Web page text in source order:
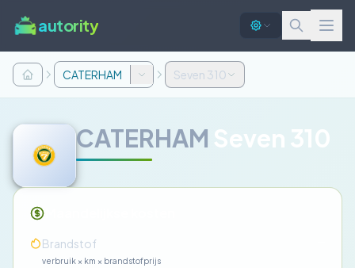
autority
CATERHAM Seven 310
CATERHAM Seven 310
Brandstof
verbruik × km × brandstofprijs